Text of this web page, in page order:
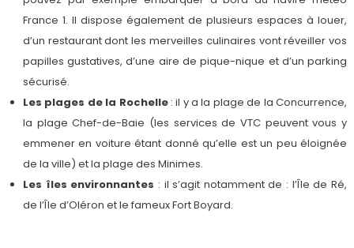
France 1. Il dispose également de plusieurs espaces à louer,
d’un restaurant dont les merveilles culinaires vont réveiller vos
papilles gustatives, d’une aire de pique-nique et d’un parking
sécurisé.
Les plages de la Rochelle: il y a la plage de la Concurrence,
la plage Chef-de-Baie (les services de VTC peuvent vous y
emmener en voiture étant donné qu’elle est un peu éloignée
de la ville) et la plage des Minimes.
Les îles environnantes : il s’agit notamment de : l’Île de Ré,
de l’Île d’Oléron et le fameux Fort Boyard.